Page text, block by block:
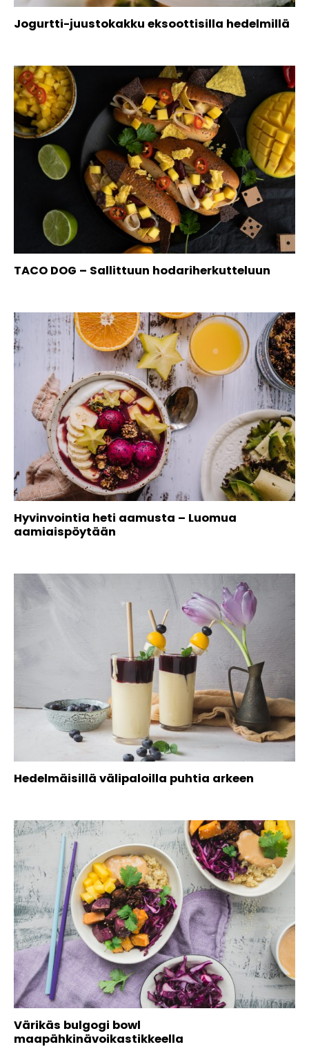
Jogurtti-juustokakku eksoottisilla hedelmillä
TACO DOG – Sallittuun hodariherkutteluun
Hyvinvointia heti aamusta – Luomua
aamiaispöytään
Hedelmäisillä välipaloilla puhtia arkeen
Värikäs bulgogi bowl
maapähkinävoikastikkeella